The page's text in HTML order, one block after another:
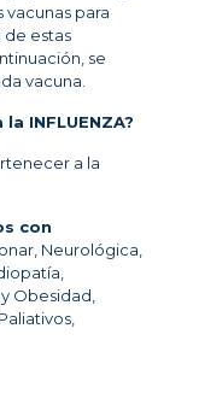
para
estas
se
vacuna.
INFLUENZA?
a la
con
Neurológica,
Obesidad,